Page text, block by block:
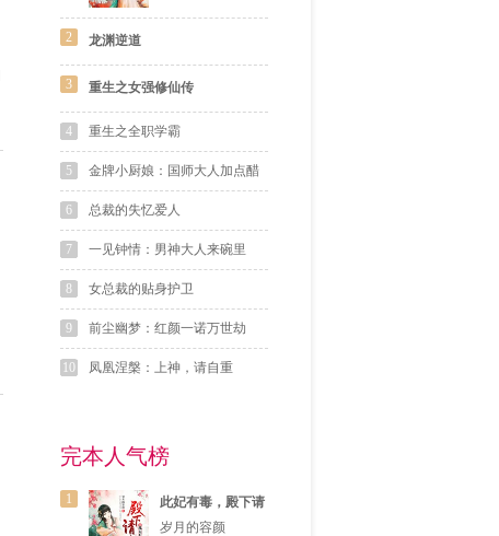
2 龙渊逆道
3 重生之女强修仙传
4 重生之全职学霸
5 金牌小厨娘：国师大人加点醋
6 总裁的失忆爱人
7 一见钟情：男神大人来碗里
8 女总裁的贴身护卫
9 前尘幽梦：红颜一诺万世劫
10 凤凰涅槃：上神，请自重
完本人气榜
1
此妃有毒，殿下请
慎重
岁月的容颜